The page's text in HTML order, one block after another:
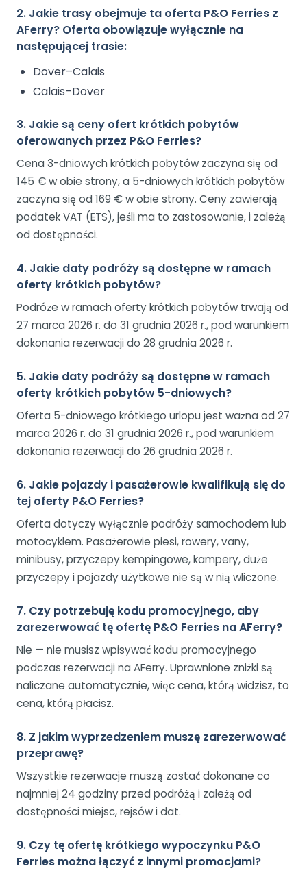
2. Jakie trasy obejmuje ta oferta P&O Ferries z
AFerry? Oferta obowiązuje wyłącznie na
następującej trasie:
Dover–Calais
Calais–Dover
3. Jakie są ceny ofert krótkich pobytów
oferowanych przez P&O Ferries?
Cena 3-dniowych krótkich pobytów zaczyna się od
145 € w obie strony, a 5-dniowych krótkich pobytów
zaczyna się od 169 € w obie strony. Ceny zawierają
podatek VAT (ETS), jeśli ma to zastosowanie, i zależą
od dostępności.
4. Jakie daty podróży są dostępne w ramach
oferty krótkich pobytów?
Podróże w ramach oferty krótkich pobytów trwają od
27 marca 2026 r. do 31 grudnia 2026 r., pod warunkiem
dokonania rezerwacji do 28 grudnia 2026 r.
5. Jakie daty podróży są dostępne w ramach
oferty krótkich pobytów 5-dniowych?
Oferta 5-dniowego krótkiego urlopu jest ważna od 27
marca 2026 r. do 31 grudnia 2026 r., pod warunkiem
dokonania rezerwacji do 26 grudnia 2026 r.
6. Jakie pojazdy i pasażerowie kwalifikują się do
tej oferty P&O Ferries?
Oferta dotyczy wyłącznie podróży samochodem lub
motocyklem. Pasażerowie piesi, rowery, vany,
minibusy, przyczepy kempingowe, kampery, duże
przyczepy i pojazdy użytkowe nie są w nią wliczone.
7. Czy potrzebuję kodu promocyjnego, aby
zarezerwować tę ofertę P&O Ferries na AFerry?
Nie — nie musisz wpisywać kodu promocyjnego
podczas rezerwacji na AFerry. Uprawnione zniżki są
naliczane automatycznie, więc cena, którą widzisz, to
cena, którą płacisz.
8. Z jakim wyprzedzeniem muszę zarezerwować
przeprawę?
Wszystkie rezerwacje muszą zostać dokonane co
najmniej 24 godziny przed podróżą i zależą od
dostępności miejsc, rejsów i dat.
9. Czy tę ofertę krótkiego wypoczynku P&O
Ferries można łączyć z innymi promocjami?